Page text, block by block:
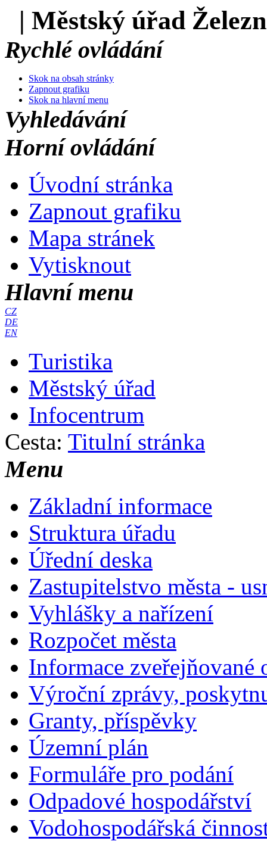
| Městský úřad
Rychlé ovládání
Skok na obsah stránky
Zapnout grafiku
Skok na hlavní menu
Vyhledávání
Horní ovládání
Úvodní stránka
Zapnout grafiku
Mapa stránek
Vytisknout
Hlavní menu
CZ
DE
EN
Turistika
Městský úřad
Infocentrum
Cesta: Titulní stránka
Menu
Základní informace
Struktura úřadu
Úřední deska
Zastupitelstvo města -
Vyhlášky a nařízení
Rozpočet města
Informace zveřejňované
Výroční zprávy,
Granty, příspěvky
Územní plán
Formuláře pro podání
Odpadové hospodářství
Vodohospodářská